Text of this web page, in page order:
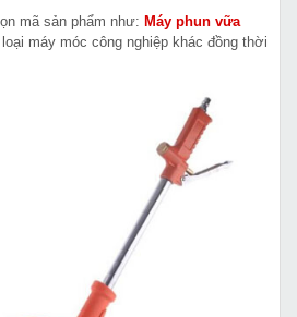
mã sản phẩm như: Máy phun vữa
máy móc công nghiệp khác đồng thời